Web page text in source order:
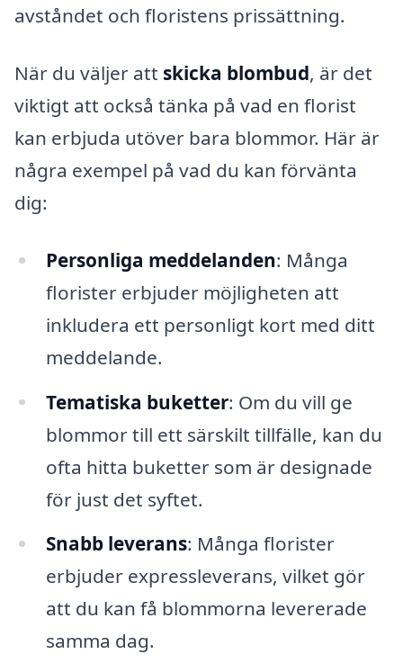
avståndet och floristens prissättning.
När du väljer att skicka blombud, är det
viktigt att också tänka på vad en florist
kan erbjuda utöver bara blommor. Här är
några exempel på vad du kan förvänta
dig:
Personliga meddelanden: Många
florister erbjuder möjligheten att
inkludera ett personligt kort med ditt
meddelande.
Tematiska buketter: Om du vill ge
blommor till ett särskilt tillfälle, kan du
ofta hitta buketter som är designade
för just det syftet.
Snabb leverans: Många florister
erbjuder expressleverans, vilket gör
att du kan få blommorna levererade
samma dag.